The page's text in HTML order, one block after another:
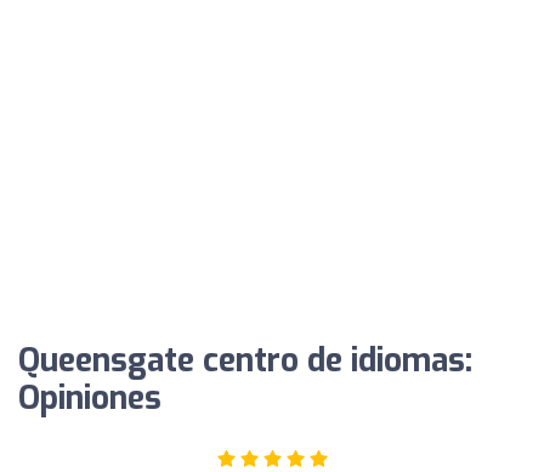
Queensgate centro de idiomas:
Opiniones